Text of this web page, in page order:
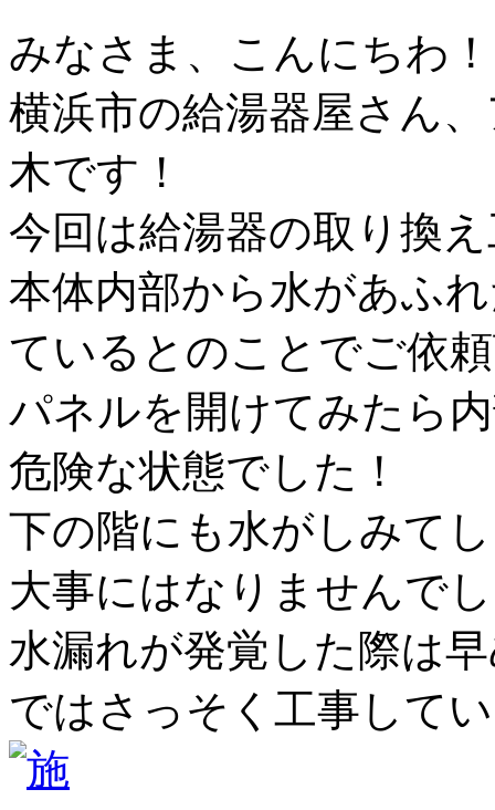
みなさま、こんにちわ！
横浜市の給湯器屋さん
木です！
今回は給湯器の取り換
本体内部から水があふ
ているとのことでご依
パネルを開けてみたら
危険な状態でした！
下の階にも水がしみて
大事にはなりませんで
水漏れが発覚した際は
ではさっそく工事して